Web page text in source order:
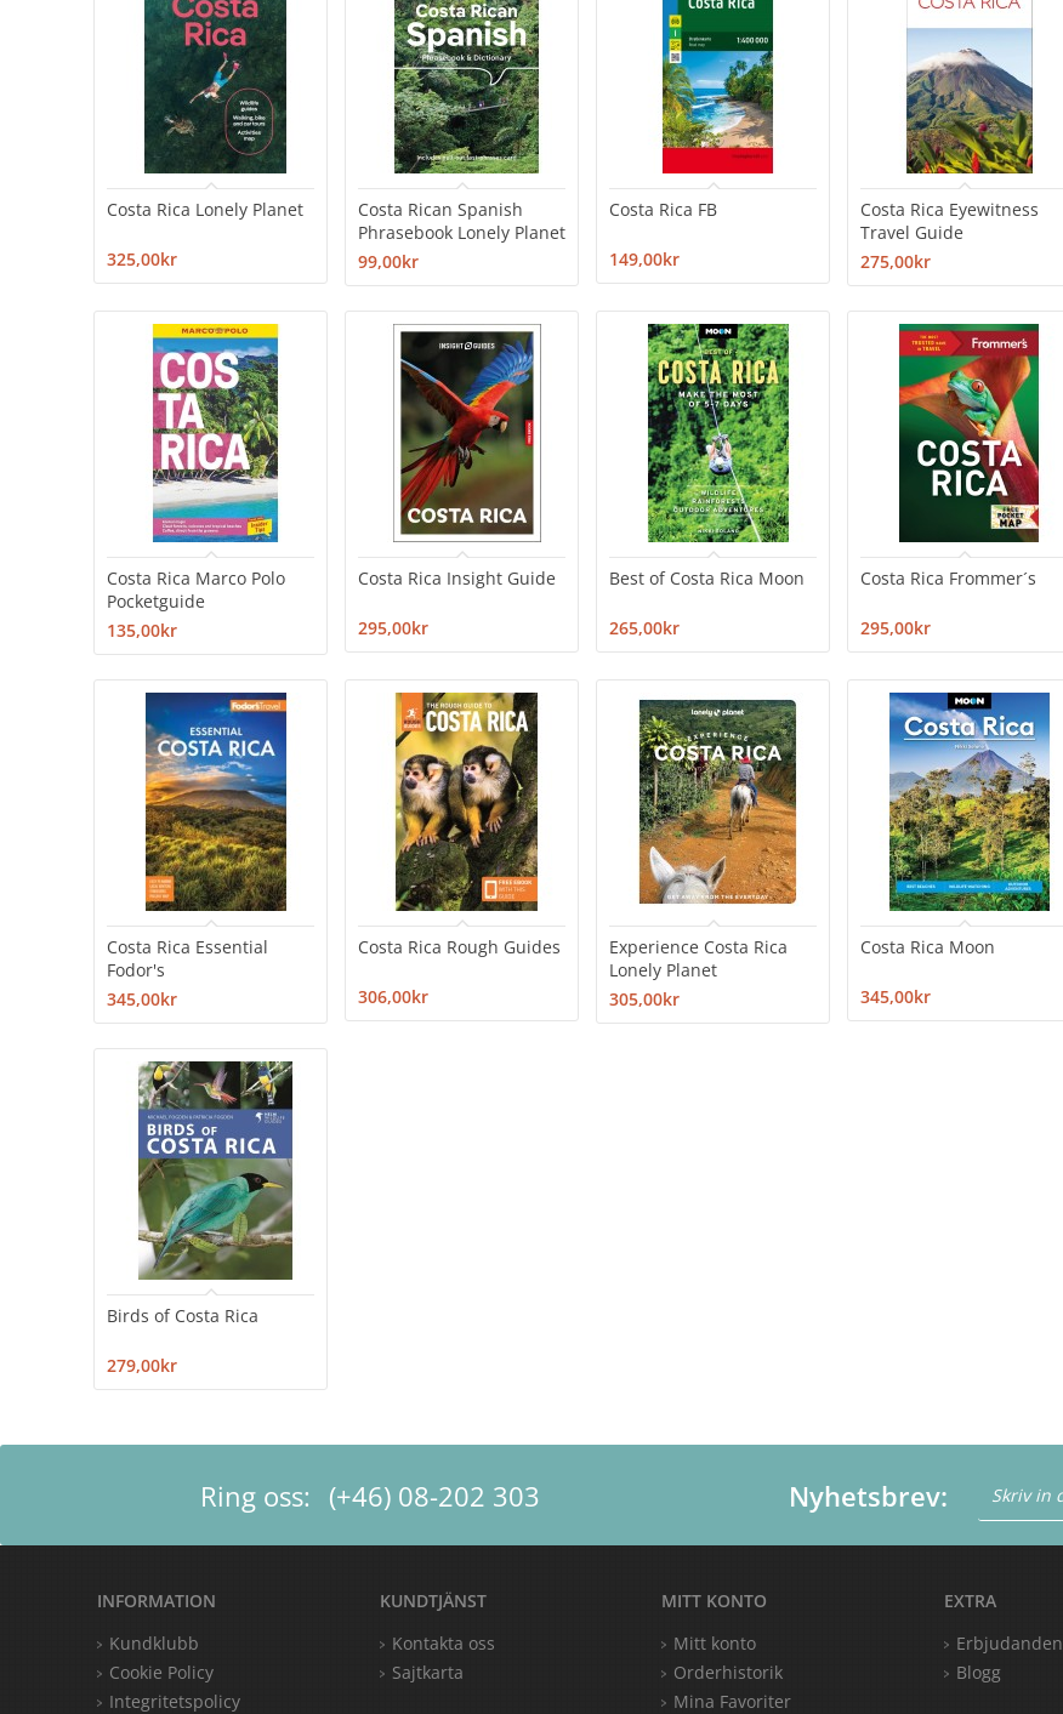
Costa Rica Lonely Planet
325,00kr
Costa Rican Spanish
Phrasebook Lonely Planet
99,00kr
Costa Rica FB
149,00kr
Costa Rica Eyewitness
Travel Guide
275,00kr
Costa Rica Marco Polo
Pocketguide
135,00kr
Costa Rica Insight Guide
295,00kr
Best of Costa Rica Moon
265,00kr
Costa Rica Frommer´s
295,00kr
Costa Rica Essential
Fodor's
345,00kr
Costa Rica Rough Guides
306,00kr
Experience Costa Rica
Lonely Planet
305,00kr
Costa Rica Moon
345,00kr
Birds of Costa Rica
279,00kr
Ring oss: (+46) 08-202 303 Nyhetsbrev:
EXTRA
Erbjudanden
Blogg
MITT KONTO
Mitt konto
Orderhistorik
Mina Favoriter
KUNDTJÄNST
Kontakta oss
Sajtkarta
INFORMATION
Kundklubb
Cookie Policy
Integritetspolicy